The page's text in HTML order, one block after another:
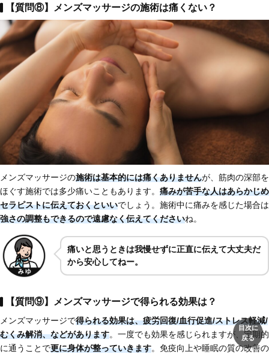
【質問⑧】メンズマッサージの施術は痛くない？
メンズマッサージの施術は基本的には痛くありませんが、筋肉の深部を
ほぐす施術では多少痛いこともあります。 痛みが苦手な人はあらかじめ
セラピストに伝えておくといいでしょう。施術中に痛みを感じた場合は
強さの調整もできるので遠慮なく伝えてくださいね。
痛いと思うときは我慢せずに正直に伝えて大丈夫だ
から安心してねー。
【質問⑨】メンズマッサージで得られる効果は？
メンズマッサージで得られる効果は、疲労回復/血行促進/ストレス軽減/
むくみ解消、などがあります。一度でも効果を感じられますが、定期的
に通うことで更に身体が整っていきます。免疫向上や睡眠の質の改善の
目次に
戻る